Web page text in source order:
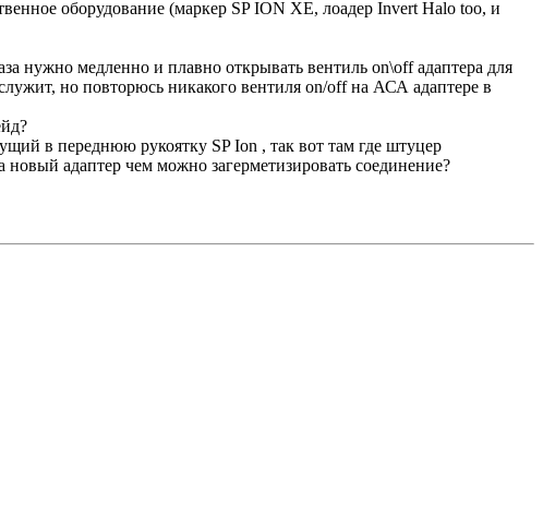
оборудование (маркер SP ION XE, лоадер Invert Halo too, и
нужно медленно и плавно открывать вентиль on\off адаптера для
но повторюсь никакого вентиля on/off на АСА адаптере в
в переднюю рукоятку SP Ion , так вот там где штуцер
новый адаптер чем можно загерметизировать соединение?